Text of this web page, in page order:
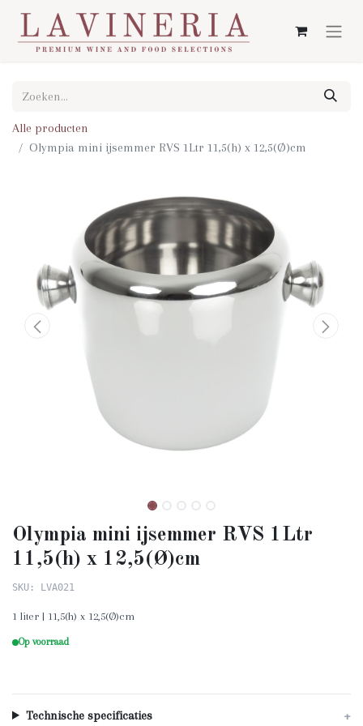
Alle producten
Olympia mini ijsemmer RVS 1Ltr 11,5(h) x 12,5(Ø)cm
Olympia mini ijsemmer RVS 1Ltr
11,5(h) x 12,5(Ø)cm
SKU: LVA021
1 liter | 11,5(h) x 12,5(Ø)cm
Op voorraad
Technische specificaties +